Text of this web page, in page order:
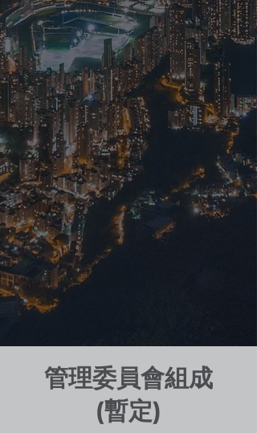
管理委員會組成
(暫定)